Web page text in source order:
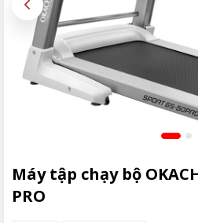
Máy tập chạy bộ
PRO